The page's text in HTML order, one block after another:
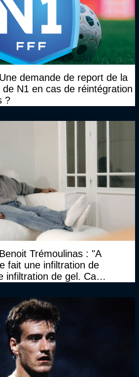
demande de report de la
N1 en cas de réintégration
?
Trémoulinas : "A
fait une infiltration de
infiltration de gel. Ca